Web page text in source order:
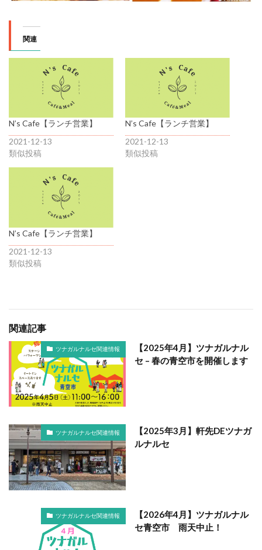
関連
N’s Cafe【ランチ営業】
2021-12-13
類似投稿
N’s Cafe【ランチ営業】
2021-12-13
類似投稿
N’s Cafe【ランチ営業】
2021-12-13
類似投稿
関連記事
ツナガルナルセ関連情報
【2025年4月】ツナガルナル
セ – 春の青空市を開催します
ツナガルナルセ関連情報
【2025年3月】軒先DEツナガ
ルナルセ
ツナガルナルセ関連情報
【2026年4月】ツナガルナル
セ青空市 雨天中止！